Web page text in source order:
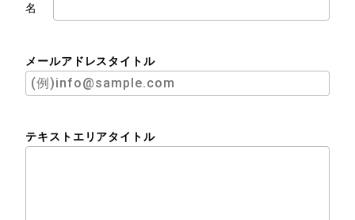
名
メールアドレスタイトル
テキストエリアタイトル